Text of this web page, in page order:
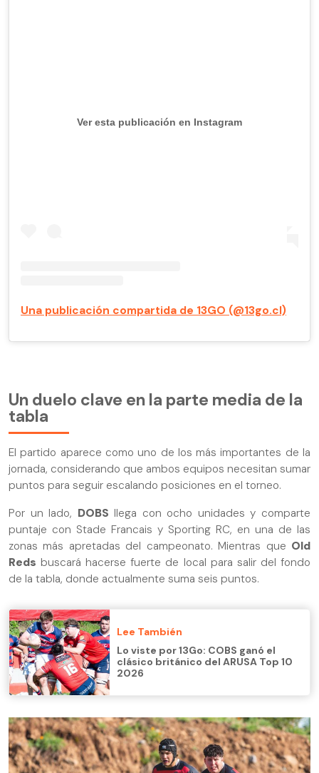
Ver esta publicación en Instagram
Una publicación compartida de 13GO (@13go.cl)
Un duelo clave en la parte media de la
tabla
El partido aparece como uno de los más importantes de la
jornada, considerando que ambos equipos necesitan sumar
puntos para seguir escalando posiciones en el torneo.
Por un lado, DOBS llega con ocho unidades y comparte
puntaje con Stade Francais y Sporting RC, en una de las
zonas más apretadas del campeonato. Mientras que Old
Reds buscará hacerse fuerte de local para salir del fondo
de la tabla, donde actualmente suma seis puntos.
Lee También
Lo viste por 13Go: COBS ganó el
clásico británico del ARUSA Top 10
2026